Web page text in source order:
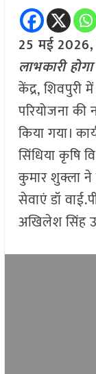
25 मई2026,
लाभकारी
केंद्र,
परियोजना
किया गया।
सिंधिया कृषि
कुमार शुक्ला
सेवाएं डॉ
अखिलेश सिंह